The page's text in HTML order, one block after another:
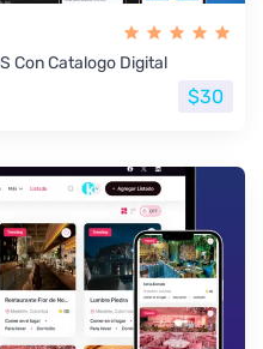
Con Catalogo Digital
$30